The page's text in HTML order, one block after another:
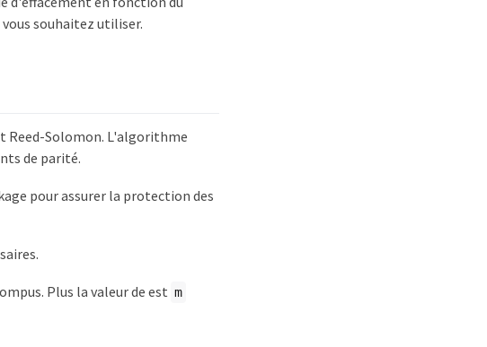
souhaitez utiliser.
Reed-Solomon. L'algorithme
de parité.
pour assurer la protection des
Plus la valeur de est m